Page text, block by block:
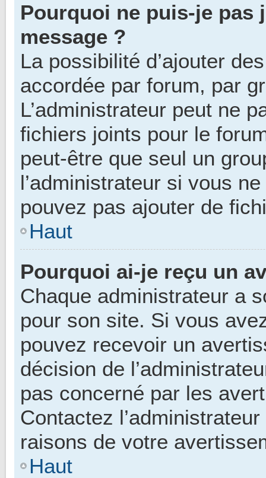
Pourquoi ne puis-je pas
message ?
La possibilité d’ajouter
accordée par forum, par
L’administrateur peut ne
fichiers joints pour le
peut-être que seul un
l’administrateur si vous
pouvez pas ajouter de
Haut
Pourquoi ai-je reçu un
Chaque administrateur a
pour son site. Si vous
pouvez recevoir un
décision de
pas concerné par les
Contactez
raisons de votre
Haut